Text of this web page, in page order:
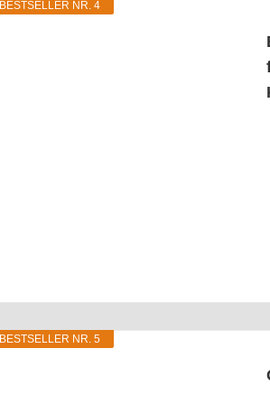
BEST­SEL­LER NR. 4
BEST­SEL­LER NR. 5